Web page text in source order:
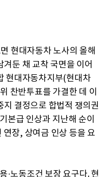
현대자동차 노사의 올해
둔 채 교착 국면을 이어
현대자동차지부(현대차
찬반투표를 가결한 데 이
결정으로 합법적 쟁의권
본급 인상과 지난해 순이
장, 상여금 인상 등을 요
·노동조건 보장 요구다. 현